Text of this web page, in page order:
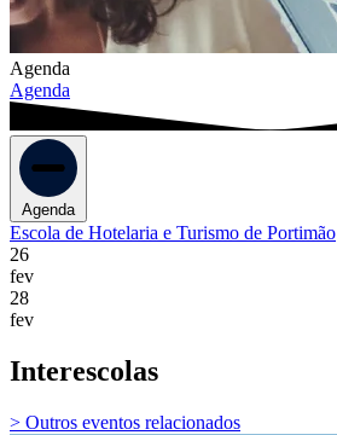
Agenda
Agenda
Agenda
Escola de Hotelaria e Turismo de Portimão
26
fev
28
fev
Interescolas
> Outros eventos relacionados